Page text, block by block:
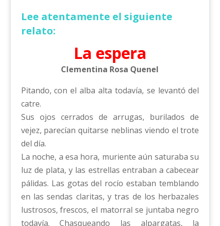
Lee atentamente el siguiente
relato:
La espera
Clementina Rosa Quenel
Pitando, con el alba alta todavía, se levantó del
catre.
Sus ojos cerrados de arrugas, burilados de
vejez, parecían quitarse neblinas viendo el trote
del día.
La noche, a esa hora, muriente aún saturaba su
luz de plata, y las estrellas entraban a cabecear
pálidas. Las gotas del rocío estaban temblando
en las sendas claritas, y tras de los herbazales
lustrosos, frescos, el matorral se juntaba negro
todavía. Chasqueando las alpargatas, la